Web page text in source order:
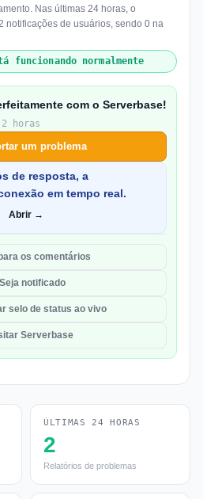
Nas últimas 24 horas, o
notificações de usuários, sendo 0 na
funcionando normalmente
com o Serverbase!
horas
um problema
de resposta, a
em tempo real.
Abrir →
os comentários
notificado
selo de status ao vivo
Serverbase
ÚLTIMAS 24 HORAS
2
Relatórios de problemas